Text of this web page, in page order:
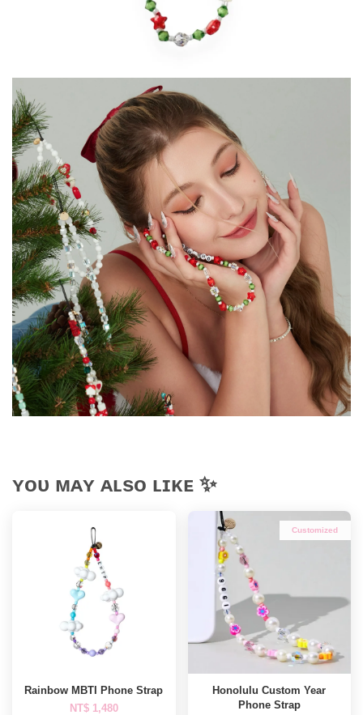
ʏᴏᴜ ᴍᴀʏ ᴀʟsᴏ ʟɪᴋᴇ ✨
Rainbow MBTI Phone Strap
NT$ 1,480
Customized
Honolulu Custom Year
Phone Strap